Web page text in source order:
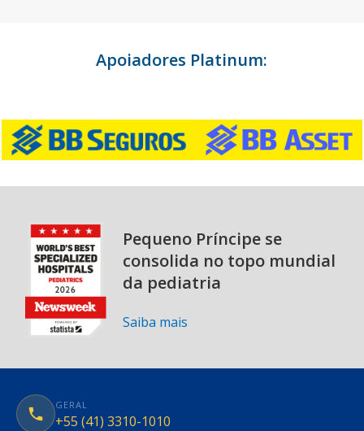
Apoiadores Platinum:
Pequeno Príncipe se
consolida no topo mundial
da pediatria
Saiba mais
GERAL
+55 (41) 3310-1010